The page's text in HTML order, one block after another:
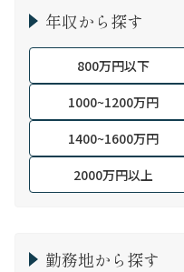
年収から探す
800万円以下
1000~1200万円
1400~1600万円
2000万円以上
勤務地から探す